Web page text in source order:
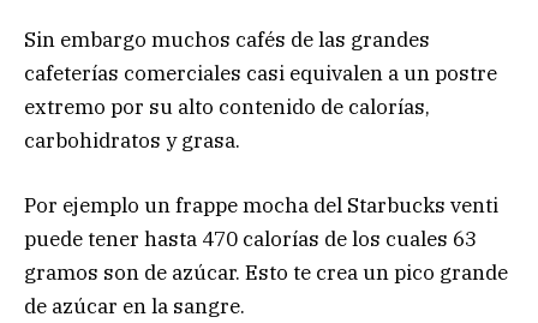
Sin embargo muchos cafés de las grandes
cafeterías comerciales casi equivalen a un postre
extremo por su alto contenido de calorías,
carbohidratos y grasa.
Por ejemplo un frappe mocha del Starbucks venti
puede tener hasta 470 calorías de los cuales 63
gramos son de azúcar. Esto te crea un pico grande
de azúcar en la sangre.